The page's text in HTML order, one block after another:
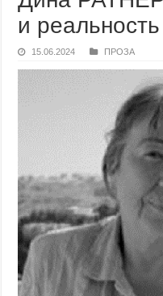
и реальность
15.06.2024 ПРОЗА